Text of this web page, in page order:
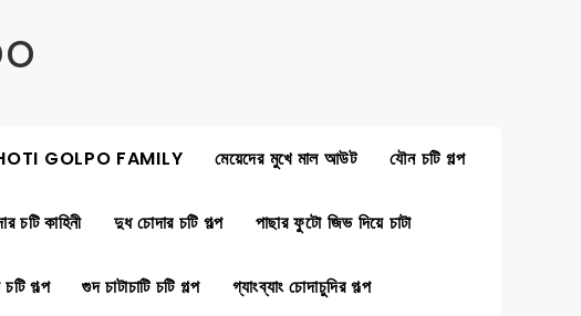
GOLPO FAMILY মেয়েদের মুখে মাল আউট যৌন চটি গল্প
চটি কাহিনী দুধ চোদার চটি গল্প পাছার ফুটো জিভ দিয়ে চাটা
গল্প গুদ চাটাচাটি চটি গল্প গ্যাংব্যাং চোদাচুদির গল্প